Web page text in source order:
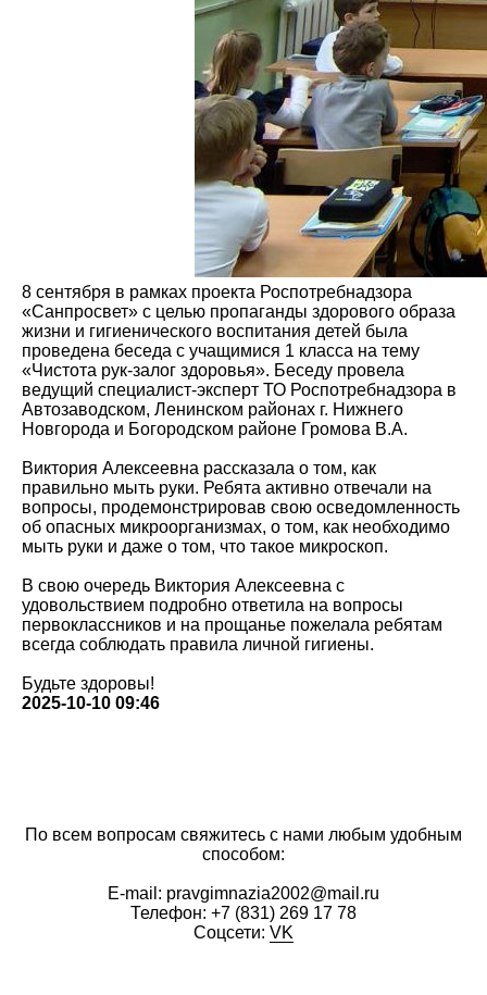
8 сентября в рамках проекта Роспотребнадзора
«Санпросвет» с целью пропаганды здорового образа
жизни и гигиенического воспитания детей была
проведена беседа с учащимися 1 класса на тему
«Чистота рук-залог здоровья». Беседу провела
ведущий специалист-эксперт ТО Роспотребнадзора в
Автозаводском, Ленинском районах г. Нижнего
Новгорода и Богородском районе Громова В.А.
Виктория Алексеевна рассказала о том, как
правильно мыть руки. Ребята активно отвечали на
вопросы, продемонстрировав свою осведомленность
об опасных микроорганизмах, о том, как необходимо
мыть руки и даже о том, что такое микроскоп.
В свою очередь Виктория Алексеевна с
удовольствием подробно ответила на вопросы
первоклассников и на прощанье пожелала ребятам
всегда соблюдать правила личной гигиены.
Будьте здоровы!
2025-10-10 09:46
По всем вопросам свяжитесь с нами любым удобным
способом:
E-mail: pravgimnazia2002@mail.ru
Телефон: +7 (831) 269 17 78
Соцсети: VK